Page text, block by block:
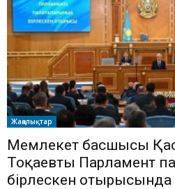
Жаңалықтар
Мемлекет басшысы
Тоқаевтың Парламент
бірлескен отырысында